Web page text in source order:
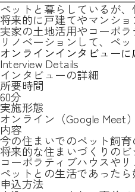
ペットと暮らしているが
将来的に戸建てやマンシ
実家の土地活用やコーポ
リノベーションして、ペ
オンラインインタビューに
Interview Details
インタビューの詳細
所要時間
60分
実施形態
オンライン（Google Meet）
内容
今の住まいでのペット飼育
将来的な住まいづくりの
コーポラティブハウスや
ペットとの生活であった
申込方法